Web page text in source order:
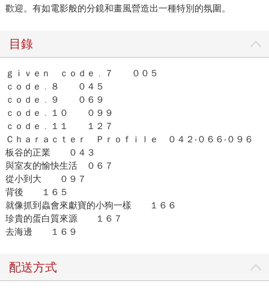
歡迎。有如電影般的分鏡和畫風營造出一種特別的氛圍。
目錄
ｇｉｖｅｎ ｃｏｄｅ﹒７ ００５
ｃｏｄｅ﹒８ ０４５
ｃｏｄｅ﹒９ ０６９
ｃｏｄｅ﹒１０ ０９９
ｃｏｄｅ﹒１１ １２７
Ｃｈａｒａｃｔｅｒ Ｐｒｏｆｉｌｅ ０４２‧０６６‧０９６
板谷的正業 ０４３
與室友的愉快生活 ０６７
從小到大 ０９７
背後 １６５
就像抓到蟲會來獻寶的小狗一樣 １６６
珍貴的蛋白質來源 １６７
去海邊 １６９
配送方式